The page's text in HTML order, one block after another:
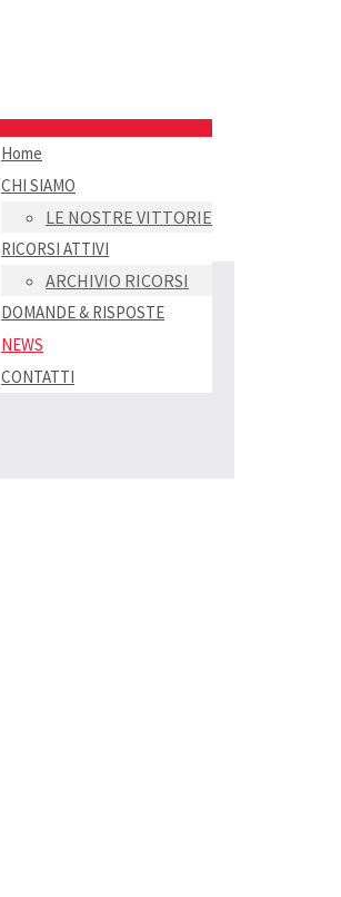
Home
CHI SIAMO
LE NOSTRE VITTORIE
RICORSI ATTIVI
ARCHIVIO RICORSI
DOMANDE & RISPOSTE
NEWS
CONTATTI